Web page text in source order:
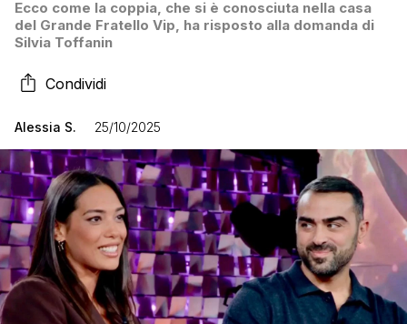
Ecco come la coppia, che si è conosciuta nella casa
del Grande Fratello Vip, ha risposto alla domanda di
Silvia Toffanin
Condividi
Alessia S. 25/10/2025